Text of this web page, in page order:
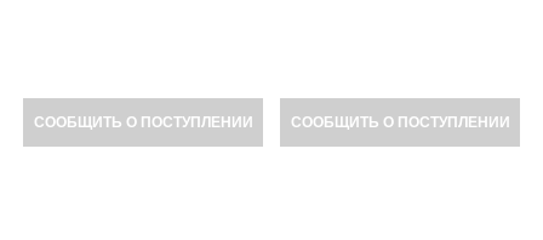
СООБЩИТЬ О ПОСТУПЛЕНИИ СООБЩИТЬ О ПОСТУПЛЕНИИ